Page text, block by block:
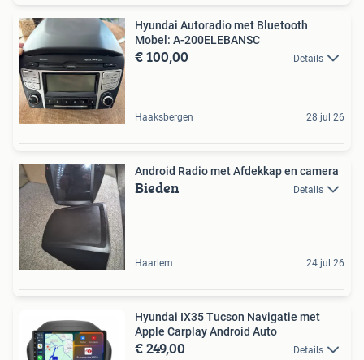
Hyundai Autoradio met Bluetooth
Mobel: A-200ELEBANSC
€ 100,00 Details
Haaksbergen 28 jul 26
Android Radio met Afdekkap en camera
Bieden Details
Haarlem 24 jul 26
Hyundai IX35 Tucson Navigatie met
Apple Carplay Android Auto
€ 249,00 Details